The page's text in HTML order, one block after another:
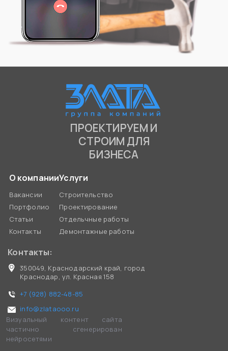
ПРОЕКТИРУЕМ И
СТРОИМ ДЛЯ
БИЗНЕСА
О компании
Вакансии
Портфолио
Статьи
Контакты
Услуги
Строительство
Проектирование
Отдельчные работы
Демонтажные работы
Контакты:
350049, Краснодарский край, город
Краснодар, ул. Красная 158
+7 (928) 882-48-85
info@zlataooo.ru
Визуальный контент сайта
частично сгенерирован
нейросетями